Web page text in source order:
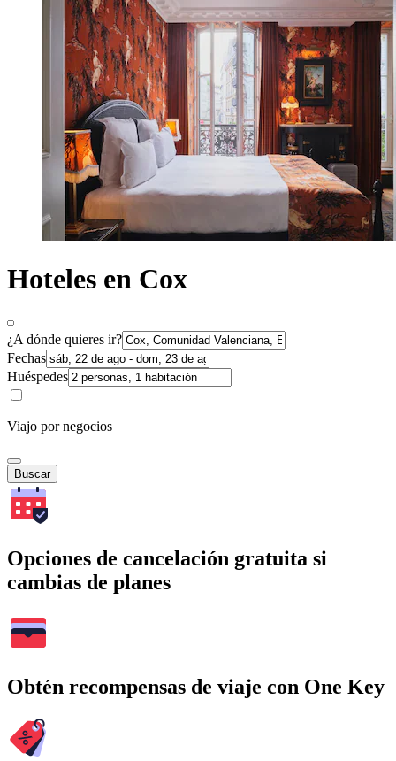
Hoteles en Cox
¿A dónde quieres ir?
Fechas
Huéspedes
Viajo por negocios
Buscar
Opciones de cancelación gratuita si
cambias de planes
Obtén recompensas de viaje con One Key